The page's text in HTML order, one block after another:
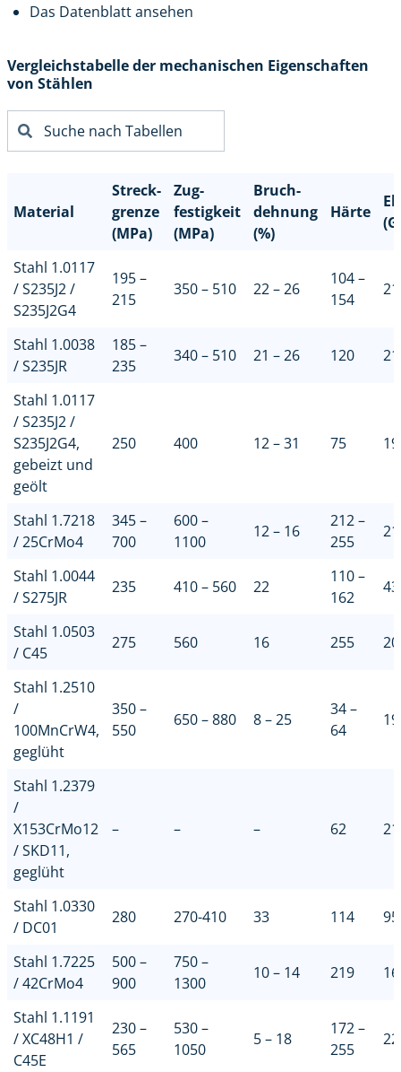
Das Datenblatt ansehen
Vergleichstabelle der mechanischen Eigenschaften
von Stählen
Material
Streck-
grenze
(MPa)
Zug-
festigkeit
(MPa)
Bruch-
dehnung
(%)
Härte
Stahl 1.0117
/ S235J2 /
S235J2G4
195 –
215
350 – 510 22 – 26
104 –
154
Stahl 1.0038
/ S235JR
185 –
235
340 – 510 21 – 26 120
Stahl 1.0117
/ S235J2 /
S235J2G4,
gebeizt und
geölt
250 400 12 – 31 75
Stahl 1.7218
/ 25CrMo4
345 –
700
600 –
1100
12 – 16
212 –
255
Stahl 1.0044
/ S275JR
235 410 – 560 22
110 –
162
Stahl 1.0503
/ C45
275 560 16 255
Stahl 1.2510
/
100MnCrW4,
geglüht
350 –
550
650 – 880 8 – 25
34 –
64
Stahl 1.2379
/
X153CrMo12
/ SKD11,
geglüht
– – – 62
Stahl 1.0330
/ DC01
280 270-410 33 114
Stahl 1.7225
/ 42CrMo4
500 –
900
750 –
1300
10 – 14 219
Stahl 1.1191
/ XC48H1 /
C45E
230 –
565
530 –
1050
5 – 18
172 –
255